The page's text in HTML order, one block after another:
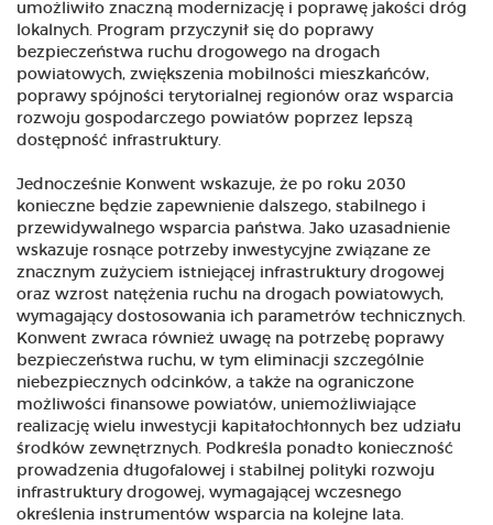
umożliwiło znaczną modernizację i poprawę jakości dróg
lokalnych. Program przyczynił się do poprawy
bezpieczeństwa ruchu drogowego na drogach
powiatowych, zwiększenia mobilności mieszkańców,
poprawy spójności terytorialnej regionów oraz wsparcia
rozwoju gospodarczego powiatów poprzez lepszą
dostępność infrastruktury.
Jednocześnie Konwent wskazuje, że po roku 2030
konieczne będzie zapewnienie dalszego, stabilnego i
przewidywalnego wsparcia państwa. Jako uzasadnienie
wskazuje rosnące potrzeby inwestycyjne związane ze
znacznym zużyciem istniejącej infrastruktury drogowej
oraz wzrost natężenia ruchu na drogach powiatowych,
wymagający dostosowania ich parametrów technicznych.
Konwent zwraca również uwagę na potrzebę poprawy
bezpieczeństwa ruchu, w tym eliminacji szczególnie
niebezpiecznych odcinków, a także na ograniczone
możliwości finansowe powiatów, uniemożliwiające
realizację wielu inwestycji kapitałochłonnych bez udziału
środków zewnętrznych. Podkreśla ponadto konieczność
prowadzenia długofalowej i stabilnej polityki rozwoju
infrastruktury drogowej, wymagającej wczesnego
określenia instrumentów wsparcia na kolejne lata.